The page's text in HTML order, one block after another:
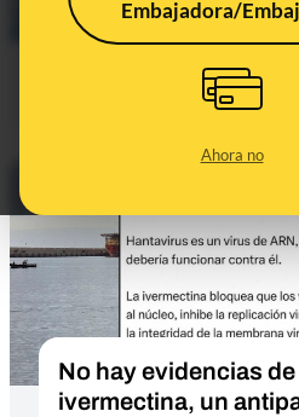
Embajadora/
Ahora no
Bulos,
No hay evidencias
ivermectina, un